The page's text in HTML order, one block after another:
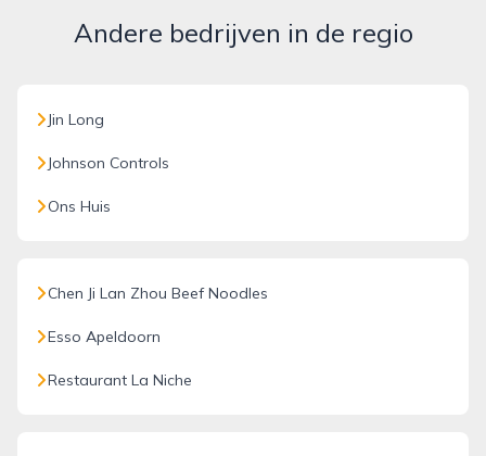
Andere bedrijven in de regio
Jin Long
Johnson Controls
Ons Huis
Chen Ji Lan Zhou Beef Noodles
Esso Apeldoorn
Restaurant La Niche